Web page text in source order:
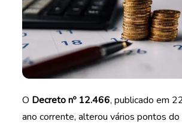
O Decreto nº 12.466, publicado em
ano corrente, alterou vários pontos do